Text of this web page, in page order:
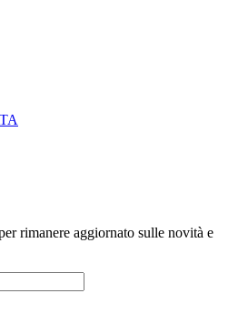
rimanere aggiornato sulle novità e